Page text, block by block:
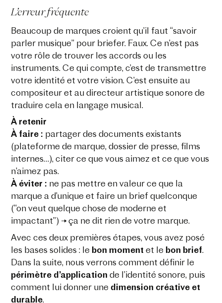
L’erreur fréquente
Beaucoup de marques croient qu’il faut “savoir
parler musique” pour briefer. Faux. Ce n’est pas
votre rôle de trouver les accords ou les
instruments. Ce qui compte, c’est de transmettre
votre identité et votre vision. C’est ensuite au
compositeur et au directeur artistique sonore de
traduire cela en langage musical.
À retenir
À faire : partager des documents existants
(plateforme de marque, dossier de presse, films
internes…), citer ce que vous aimez et ce que vous
n’aimez pas.
À éviter : ne pas mettre en valeur ce que la
marque a d’unique et faire un brief quelconque
(“on veut quelque chose de moderne et
impactant”) → ça ne dit rien de votre marque.
Avec ces deux premières étapes, vous avez posé
les bases solides : le bon moment et le bon brief.
Dans la suite, nous verrons comment définir le
périmètre d’application de l’identité sonore, puis
comment lui donner une dimension créative et
durable.